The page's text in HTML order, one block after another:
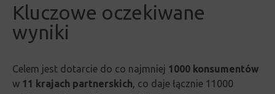
Kluczowe oczekiwane
wyniki
Celem jest dotarcie do co najmniej 1000 konsumentów
w 11 krajach partnerskich, co daje łącznie 11000